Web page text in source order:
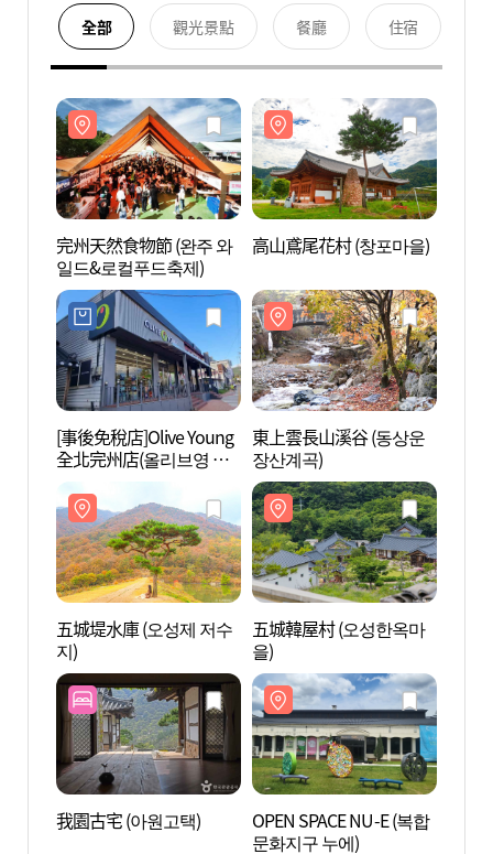
全部 觀光景點 餐廳 住宿
完州天然食物節 (완주 와
일드&로컬푸드축제)
高山鳶尾花村 (창포마을)
[事後免稅店]Olive Young
全北完州店(올리브영 전
북완주점)
東上雲長山溪谷 (동상운
장산계곡)
五城堤水庫 (오성제 저수
지)
五城韓屋村 (오성한옥마
을)
我園古宅 (아원고택)
OPEN SPACE NU-E (복합
문화지구 누에)